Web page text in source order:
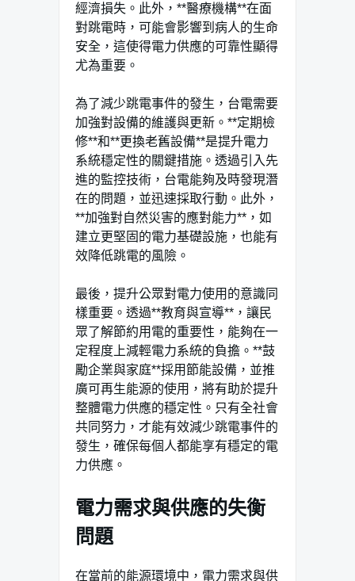
經濟損失。此外，**醫療機構**在面
對跳電時，可能會影響到病人的生命
安全，這使得電力供應的可靠性顯得
尤為重要。
為了減少跳電事件的發生，台電需要
加強對設備的維護與更新。**定期檢
修**和**更換老舊設備**是提升電力
系統穩定性的關鍵措施。透過引入先
進的監控技術，台電能夠及時發現潛
在的問題，並迅速採取行動。此外，
**加強對自然災害的應對能力**，如
建立更堅固的電力基礎設施，也能有
效降低跳電的風險。
最後，提升公眾對電力使用的意識同
樣重要。透過**教育與宣導**，讓民
眾了解節約用電的重要性，能夠在一
定程度上減輕電力系統的負擔。**鼓
勵企業與家庭**採用節能設備，並推
廣可再生能源的使用，將有助於提升
整體電力供應的穩定性。只有全社會
共同努力，才能有效減少跳電事件的
發生，確保每個人都能享有穩定的電
力供應。
電力需求與供應的失衡
問題
在當前的能源環境中，電力需求與供